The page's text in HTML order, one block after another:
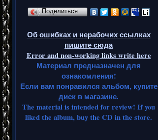
Поделиться…
Об ошибках и нерабочих ссылках
пишите сюда
Error and non-working links write here
Материал предназначен для
ознакомления!
Если вам понравился альбом, купите
диск в магазине.
The material is intended for review! If you
liked the album, buy the CD in the store.